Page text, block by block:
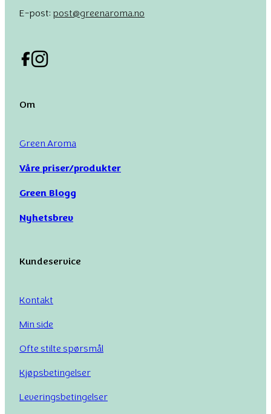
E-post: post@greenaroma.no
Om
Green Aroma
Våre priser/produkter
Green Blogg
Nyhetsbrev
Kundeservice
Kontakt
Min side
Ofte stilte spørsmål
Kjøpsbetingelser
Leveringsbetingelser